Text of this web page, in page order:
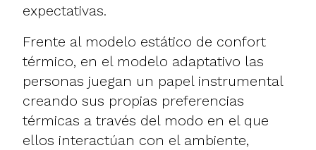
expectativas.
Frente al modelo estático de confort
térmico, en el modelo adaptativo las
personas juegan un papel instrumental
creando sus propias preferencias
térmicas a través del modo en el que
ellos interactúan con el ambiente,